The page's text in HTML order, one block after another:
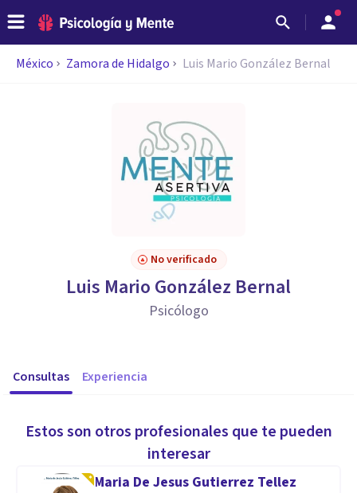
México Zamora de Hidalgo Luis Mario González Bernal
No verificado
Luis Mario González Bernal
Psicólogo
Consultas Experiencia
Estos son otros profesionales que te pueden
interesar
Maria De Jesus Gutierrez Tellez